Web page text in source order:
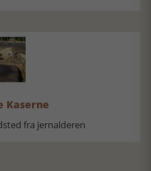
Kaserne
fra jernalderen